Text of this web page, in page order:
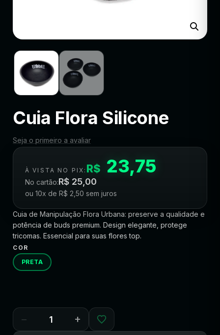
Cuia Flora Silicone
Seja o primeiro a avaliar
À VISTA NO PIX: R$ 23,75
No cartão:R$ 25,00
ou 10x de R$ 2,50 sem juros
Cuia de Manipulação Flora Urbana: preserve a qualidade e
potência de buds premium. Design elegante, protege
tricomas. Essencial para suas flores top.
COR
PRETA
− +